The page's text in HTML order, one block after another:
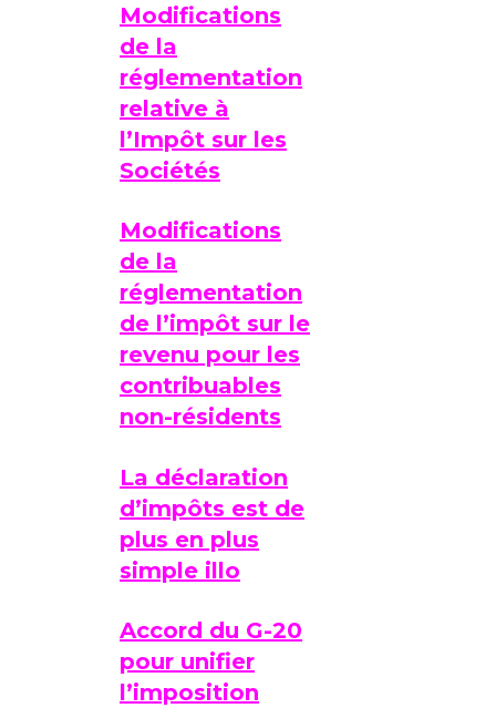
Modifications
de la
réglementation
relative à
l’Impôt sur les
Sociétés
Modifications
de la
réglementation
de l’impôt sur le
revenu pour les
contribuables
non-résidents
La déclaration
d’impôts est de
plus en plus
simple illo
Accord du G-20
pour unifier
l’imposition